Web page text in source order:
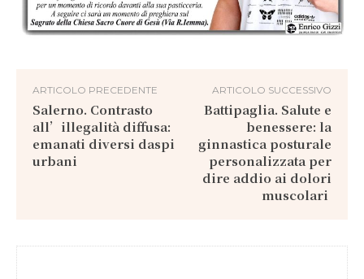
ARTICOLO PRECEDENTE
Salerno. Contrasto
all’illegalità diffusa:
emanati diversi daspi
urbani
ARTICOLO SUCCESSIVO
Battipaglia. Salute e
benessere: la
ginnastica posturale
personalizzata per
dire addio ai dolori
muscolari